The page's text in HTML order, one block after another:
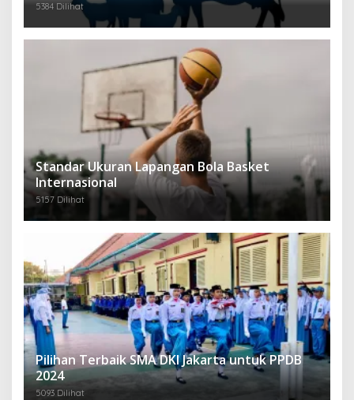
5384 Dilihat
Standar Ukuran Lapangan Bola Basket
Internasional
5157 Dilihat
Pilihan Terbaik SMA DKI Jakarta untuk PPDB
2024
5093 Dilihat